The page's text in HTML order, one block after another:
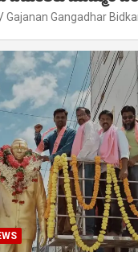
Gajanan Gangadhar